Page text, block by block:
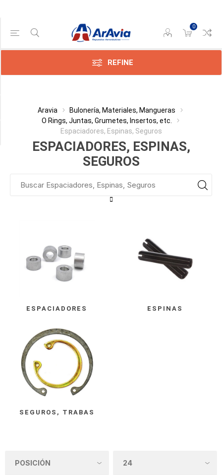
0
REFINE
Aravia
Bulonería, Materiales, Mangueras
O Rings, Juntas, Grumetes, Insertos, etc.
Espaciadores, Espinas, Seguros
ESPACIADORES, ESPINAS,
SEGUROS
ESPACIADORES ESPINAS
SEGUROS, TRABAS
Gama de precios
Min:$0.00
Categoría